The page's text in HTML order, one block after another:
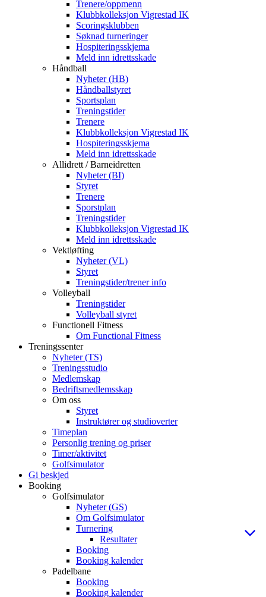
Trenere/oppmenn
Klubbkolleksjon Vigrestad IK
Scoringsklubben
Søknad turneringer
Hospiteringsskjema
Meld inn idrettsskade
Håndball
Nyheter (HB)
Håndballstyret
Sportsplan
Treningstider
Trenere
Klubbkolleksjon Vigrestad IK
Hospiteringsskjema
Meld inn idrettsskade
Allidrett / Barneidretten
Nyheter (BI)
Styret
Trenere
Sporstplan
Treningstider
Klubbkolleksjon Vigrestad IK
Meld inn idrettsskade
Vektløfting
Nyheter (VL)
Styret
Treningstider/trener info
Volleyball
Treningstider
Volleyball styret
Functionell Fitness
Om Functional Fitness
Treningssenter
Nyheter (TS)
Treningsstudio
Medlemskap
Bedriftsmedlemsskap
Om oss
Styret
Instruktører og studioverter
Timeplan
Personlig trening og priser
Timer/aktivitet
Golfsimulator
Gi beskjed
Booking
Golfsimulator
Nyheter (GS)
Om Golfsimulator
Turnering
Resultater
Booking
Booking kalender
Padelbane
Booking
Booking kalender